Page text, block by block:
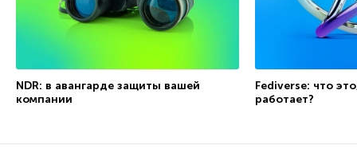
NDR: в авангарде защиты вашей
компании
Fediverse: что
работает?